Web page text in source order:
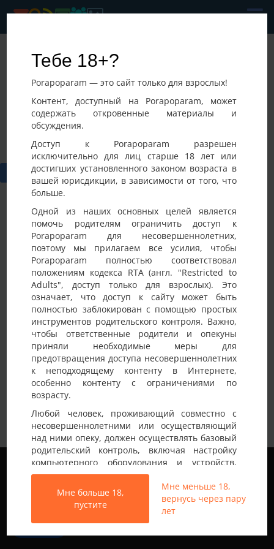
Тебе 18+?
Porapoparam — это сайт только для взрослых!
Контент, доступный на Porapoparam, может
содержать откровенные материалы и
обсуждения.
Доступ к Porapoparam разрешен
исключительно для лиц старше 18 лет или
достигших установленного законом возраста в
вашей юрисдикции, в зависимости от того, что
больше.
Одной из наших основных целей является
помочь родителям ограничить доступ к
Porapoparam для несовершеннолетних,
поэтому мы прилагаем все усилия, чтобы
Porapoparam полностью соответствовал
положениям кодекса RTA (англ. "Restricted to
Adults", доступ только для взрослых). Это
означает, что доступ к сайту может быть
полностью заблокирован с помощью простых
инструментов родительского контроля. Важно,
чтобы ответственные родители и опекуны
приняли необходимые меры для
предотвращения доступа несовершеннолетних
к неподходящему контенту в Интернете,
особенно контенту с ограничениями по
возрасту.
Любой человек, проживающий совместно с
несовершеннолетними или осуществляющий
над ними опеку, должен осуществлять базовый
родительский контроль, включая настройку
компьютерного оборудования и устройств,
установку программного обеспечения или
подключение услуг фильтрации от провайдера,
чтобы заблокировать доступ
несовершеннолетних к неподходящему
контенту.
Мне больше 18,
пустите
Мне меньше 18,
вернусь через пару
лет
Pavel
09-08-2026 04:53
Казахстан,
Фото Активность
Детали анкеты
Имя на сайте
Pavel
Возраст
35-40 лет
Электронный адрес
@PavelKudria777
Страна
Украина
Город
Немного о себе:
Культурный, общительный,
раскрепощенный. Летом люблю бывать
на оболонском нуд пляже.
Все права защищены © 2013-2026
Свинг знакомства не только в Украине
Мы используем файлы cookie, чтобы обеспечить
наилучшее качество работы на нашем сайте.
Подробнее узнать о том, какие файлы cookie мы
используем, или отключить их можно в разделе